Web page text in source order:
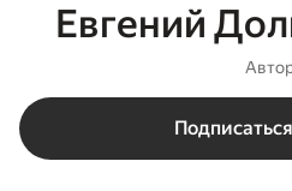
Евгений
Подписаться